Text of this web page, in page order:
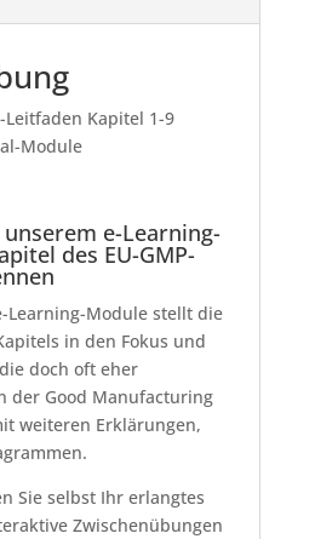
Leitfaden Kapitel 1-9
Module
e-Learning-
des EU-GMP-
Learning-Module stellt die
in den Fokus und
doch oft eher
der Good Manufacturing
weiteren Erklärungen,
Sie selbst Ihr erlangtes
Zwischenübungen